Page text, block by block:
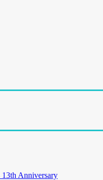
13th Anniversary